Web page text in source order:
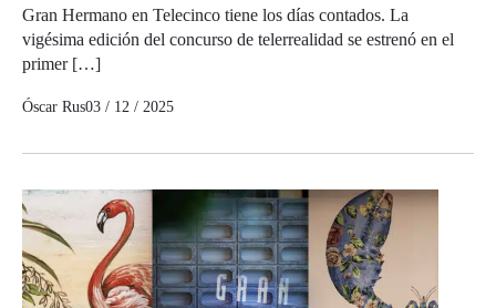
Gran Hermano en Telecinco tiene los días contados. La
vigésima edición del concurso de telerrealidad se estrenó en el
primer […]
Óscar Rus03 / 12 / 2025